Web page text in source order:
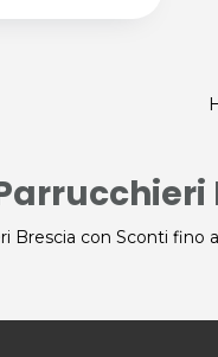
Brescia con Sconti fino